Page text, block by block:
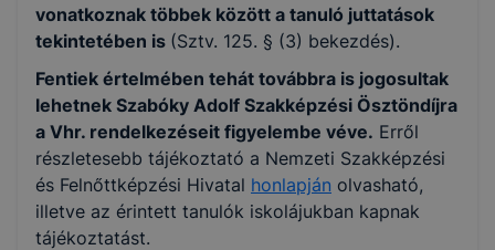
vonatkoznak többek között a tanuló juttatások
tekintetében is (Sztv. 125. § (3) bekezdés).
Fentiek értelmében tehát továbbra is jogosultak
lehetnek Szabóky Adolf Szakképzési Ösztöndíjra
a Vhr. rendelkezéseit figyelembe véve. Erről
részletesebb tájékoztató a Nemzeti Szakképzési
és Felnőttképzési Hivatal honlapján olvasható,
illetve az érintett tanulók iskolájukban kapnak
tájékoztatást.